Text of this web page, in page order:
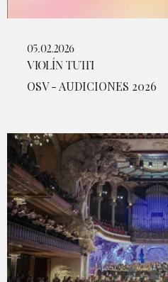
05.02.2026
VIOLÍN TUTTI
OSV - AUDICIONES 2026